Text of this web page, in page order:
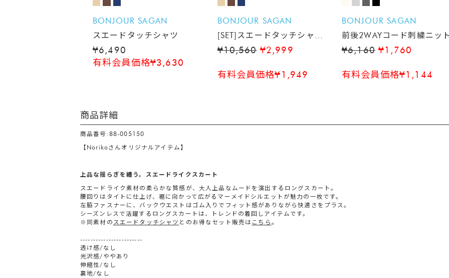
BONJOUR SAGAN
スエードタッチシャツ
¥6,490
有料会員価格¥3,630
BONJOUR SAGAN
[SET]スエードタッチシャツ×
マーメイドスカート
¥10,560 ¥2,999
有料会員価格¥1,949
BONJOUR SAGAN
前後2WAYコード刺繍ニッ
¥6,160 ¥1,760
有料会員価格¥1,144
商品詳細
商品番号:88-005150
【Norikoさんオリジナルアイテム】
上品な揺らぎを纏う。スエードライクスカート
スエードライク素材の柔らかな質感が、大人上品なムードを演出するロングスカート。
腰回りはタイトに仕上げ、裾に向かって広がるマーメイドシルエットが魅力の一枚です。
左脇ファスナーに、バックウエストはゴム入りでフィット感がありながら快適さをプラス。
シーズンレスで活躍するロングスカートは、トレンドの着回しアイテムです。
※同素材の スエードタッチシャツ とのお得なセット販売は こちら 。
------------------------
透け感/なし
光沢感/ややあり
伸縮性/なし
裏地/なし